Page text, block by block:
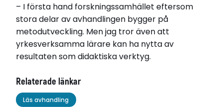
– I första hand forskningssamhället eftersom
stora delar av avhandlingen bygger på
metodutveckling. Men jag tror även att
yrkesverksamma lärare kan ha nytta av
resultaten som didaktiska verktyg.
Relaterade länkar
Läs avhandling